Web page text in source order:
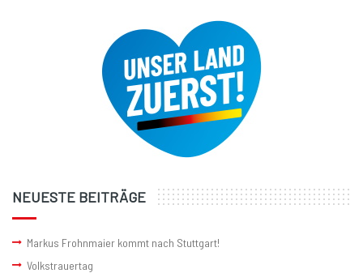
NEUESTE BEITRÄGE
Markus Frohnmaier kommt nach Stuttgart!
Volkstrauertag